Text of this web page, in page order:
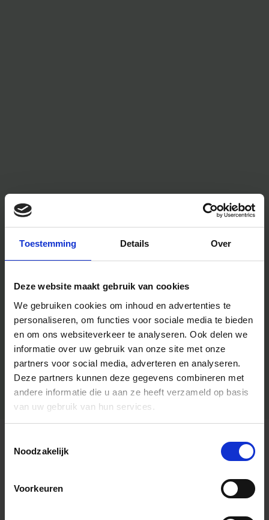
Toestemming Details Over
Deze website maakt gebruik van cookies
We gebruiken cookies om inhoud en advertenties te
personaliseren, om functies voor sociale media te bieden
en om ons websiteverkeer te analyseren. Ook delen we
informatie over uw gebruik van onze site met onze
partners voor social media, adverteren en analyseren.
Deze partners kunnen deze gegevens combineren met
andere informatie die u aan ze heeft verzameld op basis
van uw gebruik van hun services.
Noodzakelijk
Voorkeuren
Algemene informatie